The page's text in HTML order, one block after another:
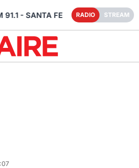
91.1 - SANTA FE RADIO STREAM